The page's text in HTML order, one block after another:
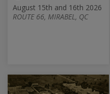
August 15th and 16th 2026
ROUTE 66, MIRABEL, QC